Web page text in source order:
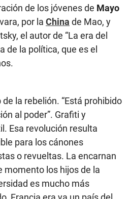
de los jóvenes de Mayo
por la China de Mao, y
el autor de “La era del
de la política, que es el
la rebelión. “Está prohibido
al poder”. Grafiti y
Esa revolución resulta
para los cánones
o revueltas. La encarnan
momento los hijos de la
es mucho más